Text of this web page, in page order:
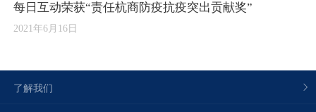
每日互动荣获“责任杭商防疫抗疫突出贡献奖”
2021年6月16日
了解我们